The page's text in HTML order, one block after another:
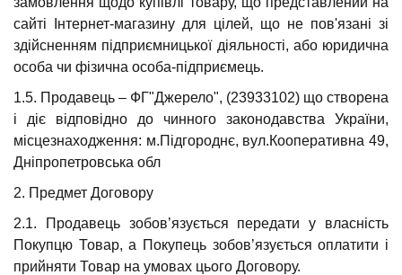
сайті Інтернет-магазину для цілей, що не пов'язані зі
здійсненням підприємницької діяльності, або юридична
особа чи фізична особа-підприємець.
1.5. Продавець – ФГ"Джерело", (23933102) що створена
і діє відповідно до чинного законодавства України,
місцезнаходження: м.Підгороднє, вул.Кооперативна 49,
Дніпропетровська обл
2. Предмет Договору
2.1. Продавець зобов’язується передати у власність
Покупцю Товар, а Покупець зобов’язується оплатити і
прийняти Товар на умовах цього Договору.